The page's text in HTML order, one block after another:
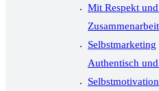
Mit Respekt
Zusammenarbeit
Selbstmarketing
Authentisch
Selbstmotivation